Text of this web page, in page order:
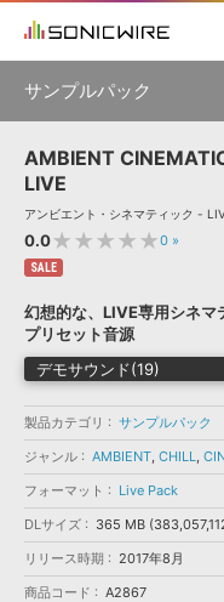
ソフト音源 »
プラグイン・エフェク
サンプルパック »
ソフトウェア／ツー
DAW »
効果音 »
キャンペーン »
特集 »
ニュースレター »
SONICWIREブログ »
製品サポート情報 »
DTMガイド »
FAQ »
お問い合わせ »
初音ミク NT 鏡音リン
KAITO V3
VIENNA
EZ
ソフト音源 プラグ
ソフトウェア／ツール
サンプルパック
製品一覧
ジャンル
フォーマット
ランキング
AMBIENT
LIVE
アンビエント・シネマティック -
0.0★★★★★0 »
SALE
幻想的な、LIVE専用シネマ
プリセット音源
デモサウンド(19)
製品カテゴリ
サンプルパック
ジャンル
AMBIENT, CHILL,
フォーマット
Live Pack
DLサイズ
365 MB
リリース時期
2017年8月
商品コード
A2867